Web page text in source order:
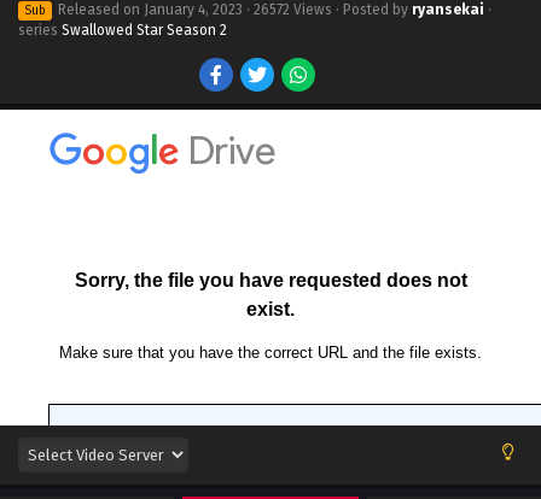
Sub Released on January 4, 2023 · 26572 Views · Posted by ryansekai ·
series Swallowed Star Season 2